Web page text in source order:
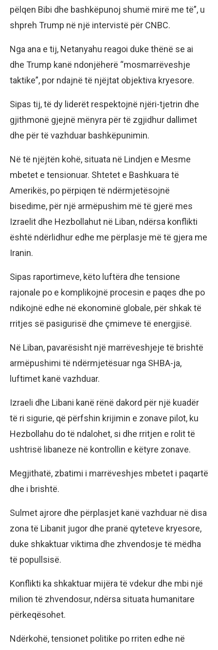
pëlqen Bibi dhe bashkëpunoj shumë mirë me të”, u
shpreh Trump në një intervistë për CNBC.
Nga ana e tij, Netanyahu reagoi duke thënë se ai
dhe Trump kanë ndonjëherë “mosmarrëveshje
taktike”, por ndajnë të njëjtat objektiva kryesore.
Sipas tij, të dy liderët respektojnë njëri-tjetrin dhe
gjithmonë gjejnë mënyra për të zgjidhur dallimet
dhe për të vazhduar bashkëpunimin.
Në të njëjtën kohë, situata në Lindjen e Mesme
mbetet e tensionuar. Shtetet e Bashkuara të
Amerikës, po përpiqen të ndërmjetësojnë
bisedime, për një armëpushim më të gjerë mes
Izraelit dhe Hezbollahut në Liban, ndërsa konflikti
është ndërlidhur edhe me përplasje më të gjera me
Iranin.
Sipas raportimeve, këto luftëra dhe tensione
rajonale po e komplikojnë procesin e paqes dhe po
ndikojnë edhe në ekonominë globale, për shkak të
rritjes së pasigurisë dhe çmimeve të energjisë.
Në Liban, pavarësisht një marrëveshjeje të brishtë
armëpushimi të ndërmjetësuar nga SHBA-ja,
luftimet kanë vazhduar.
Izraeli dhe Libani kanë rënë dakord për një kuadër
të ri sigurie, që përfshin krijimin e zonave pilot, ku
Hezbollahu do të ndalohet, si dhe rritjen e rolit të
ushtrisë libaneze në kontrollin e këtyre zonave.
Megjithatë, zbatimi i marrëveshjes mbetet i paqartë
dhe i brishtë.
Sulmet ajrore dhe përplasjet kanë vazhduar në disa
zona të Libanit jugor dhe pranë qyteteve kryesore,
duke shkaktuar viktima dhe zhvendosje të mëdha
të popullsisë.
Konflikti ka shkaktuar mijëra të vdekur dhe mbi një
milion të zhvendosur, ndërsa situata humanitare
përkeqësohet.
Ndërkohë, tensionet politike po rriten edhe në